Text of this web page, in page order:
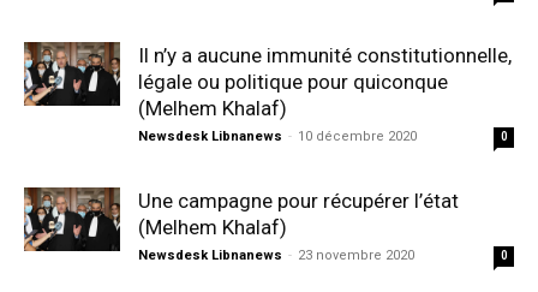
Il n’y a aucune immunité constitutionnelle,
légale ou politique pour quiconque
(Melhem Khalaf)
Newsdesk Libnanews - 10 décembre 2020 0
Une campagne pour récupérer l’état
(Melhem Khalaf)
Newsdesk Libnanews - 23 novembre 2020 0